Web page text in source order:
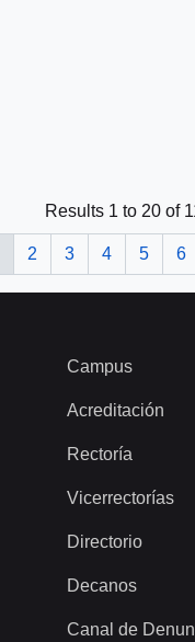
Results 1 to 20 of
2 3 4 5 6
Campus
Acreditación
Rectoría
Vicerrectorías
Directorio
Decanos
Canal de